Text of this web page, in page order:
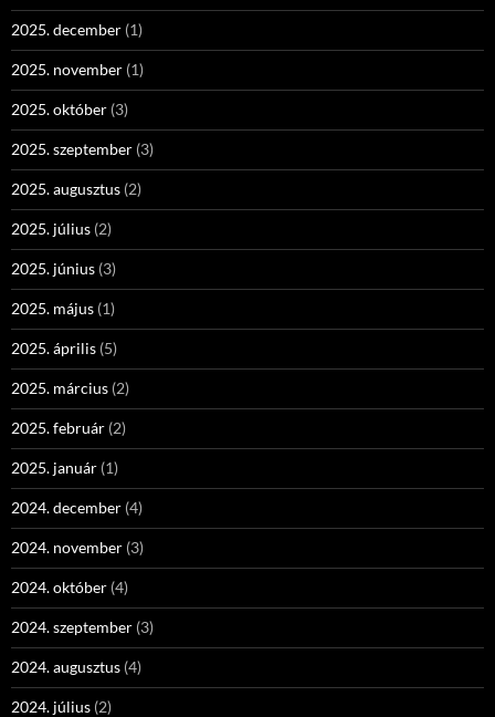
2025. december (1)
2025. november (1)
2025. október (3)
2025. szeptember (3)
2025. augusztus (2)
2025. július (2)
2025. június (3)
2025. május (1)
2025. április (5)
2025. március (2)
2025. február (2)
2025. január (1)
2024. december (4)
2024. november (3)
2024. október (4)
2024. szeptember (3)
2024. augusztus (4)
2024. július (2)